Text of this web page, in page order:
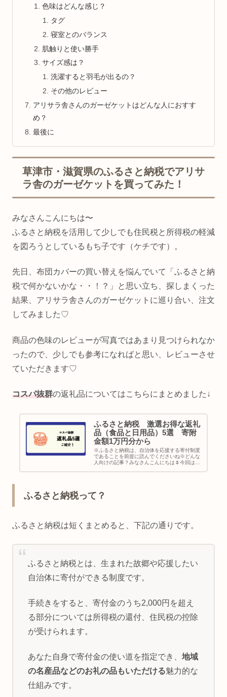
色味はどんな感じ？
タグ
寝室とのバランス
肌触りと使い勝手
サイズ感は？
洗濯すると羽毛が出るの？
その他のレビュー
アリサラ舎さんのガーゼケットはどんな人におすす
め？
最後に
草津市・滋賀県のふるさと納税でアリサ
ラ舎のガーゼケットを買ってみた！
みなさんこんにちは〜
ふるさと納税を活用して少しでも住民税と所得税の軽減
を図ろうとしているもち子です（ケチです）。
先日、布団カバーの買い替えを悩んでいて「ふるさと納
税で何かないかな・・！？」と思い立ち、探しまくった
結果、アリサラ舎さんのガーゼケットに巡り合い、注文
してみました♡
商品の色味のレビューが写真ではあまり見つけられなか
ったので、少しでも参考になればと思い、レビューさせ
ていただきます♡
コスパ抜群の返礼品についてはこちらにまとめました↓
ふるさと納税 激選お得な返礼
品（食品と日用品）5選 寄附
金額1万円分から
※ふるさと納税は、自治体を応援する寄付制度
であることを前提に読んでくださいね※どんな
人向けの記事？みなさんこんにちは🌷今回は毎
ふるさと納税って？
ふるさと納税は短くまとめると、下記の通りです。
ふるさと納税とは、生まれた故郷や応援したい
自治体に寄付ができる制度です。
手続きをすると、寄付金のうち2,000円を超え
る部分については所得税の還付、住民税の控除
が受けられます。
あなた自身で寄付金の使い道を指定でき、 地域
の名産品などのお礼の品もいただける魅力的な
仕組みです。